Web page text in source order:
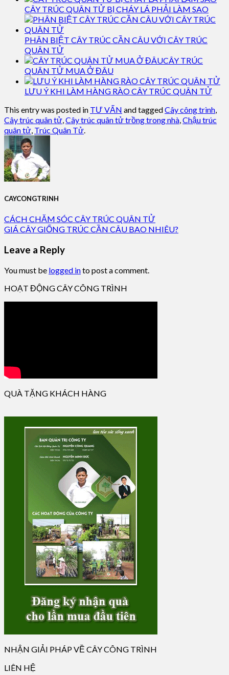
CÂY TRÚC QUÂN TỬ BỊ CHÁY LÁ PHẢI LÀM SAO
PHÂN BIỆT CÂY TRÚC CẦN CÂU VỚI CÂY TRÚC
QUÂN TỬ
CÂY TRÚC
QUÂN TỬ MUA Ở ĐÂU
LƯU Ý KHI LÀM HÀNG RÀO CÂY TRÚC QUÂN TỬ
This entry was posted in TƯ VẤN and taggedCây công trình
Cây trúc quân tử Cây trúc quân tử trồng trong nhà Chậu trúc
quân tử Trúc Quân Tử
CAYCONGTRINH
CÁCH CHĂM SÓC CÂY TRÚC QUÂN TỬ
GIÁ CÂY GIỐNG TRÚC CẦN CÂU BAO NHIÊU?
Leave a Reply
You must be logged into post a comment.
HOẠT ĐỘNG CÂY CÔNG TRÌNH
QUÀ TẶNG KHÁCH HÀNG
NHẬN GIẢI PHÁP VỀ CÂY CÔNG TRÌNH
LIÊN HỆ